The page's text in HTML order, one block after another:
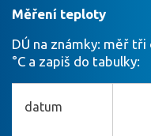
Měření teploty
DÚ na známky: měř
°C a zapiš do tabulky:
datum